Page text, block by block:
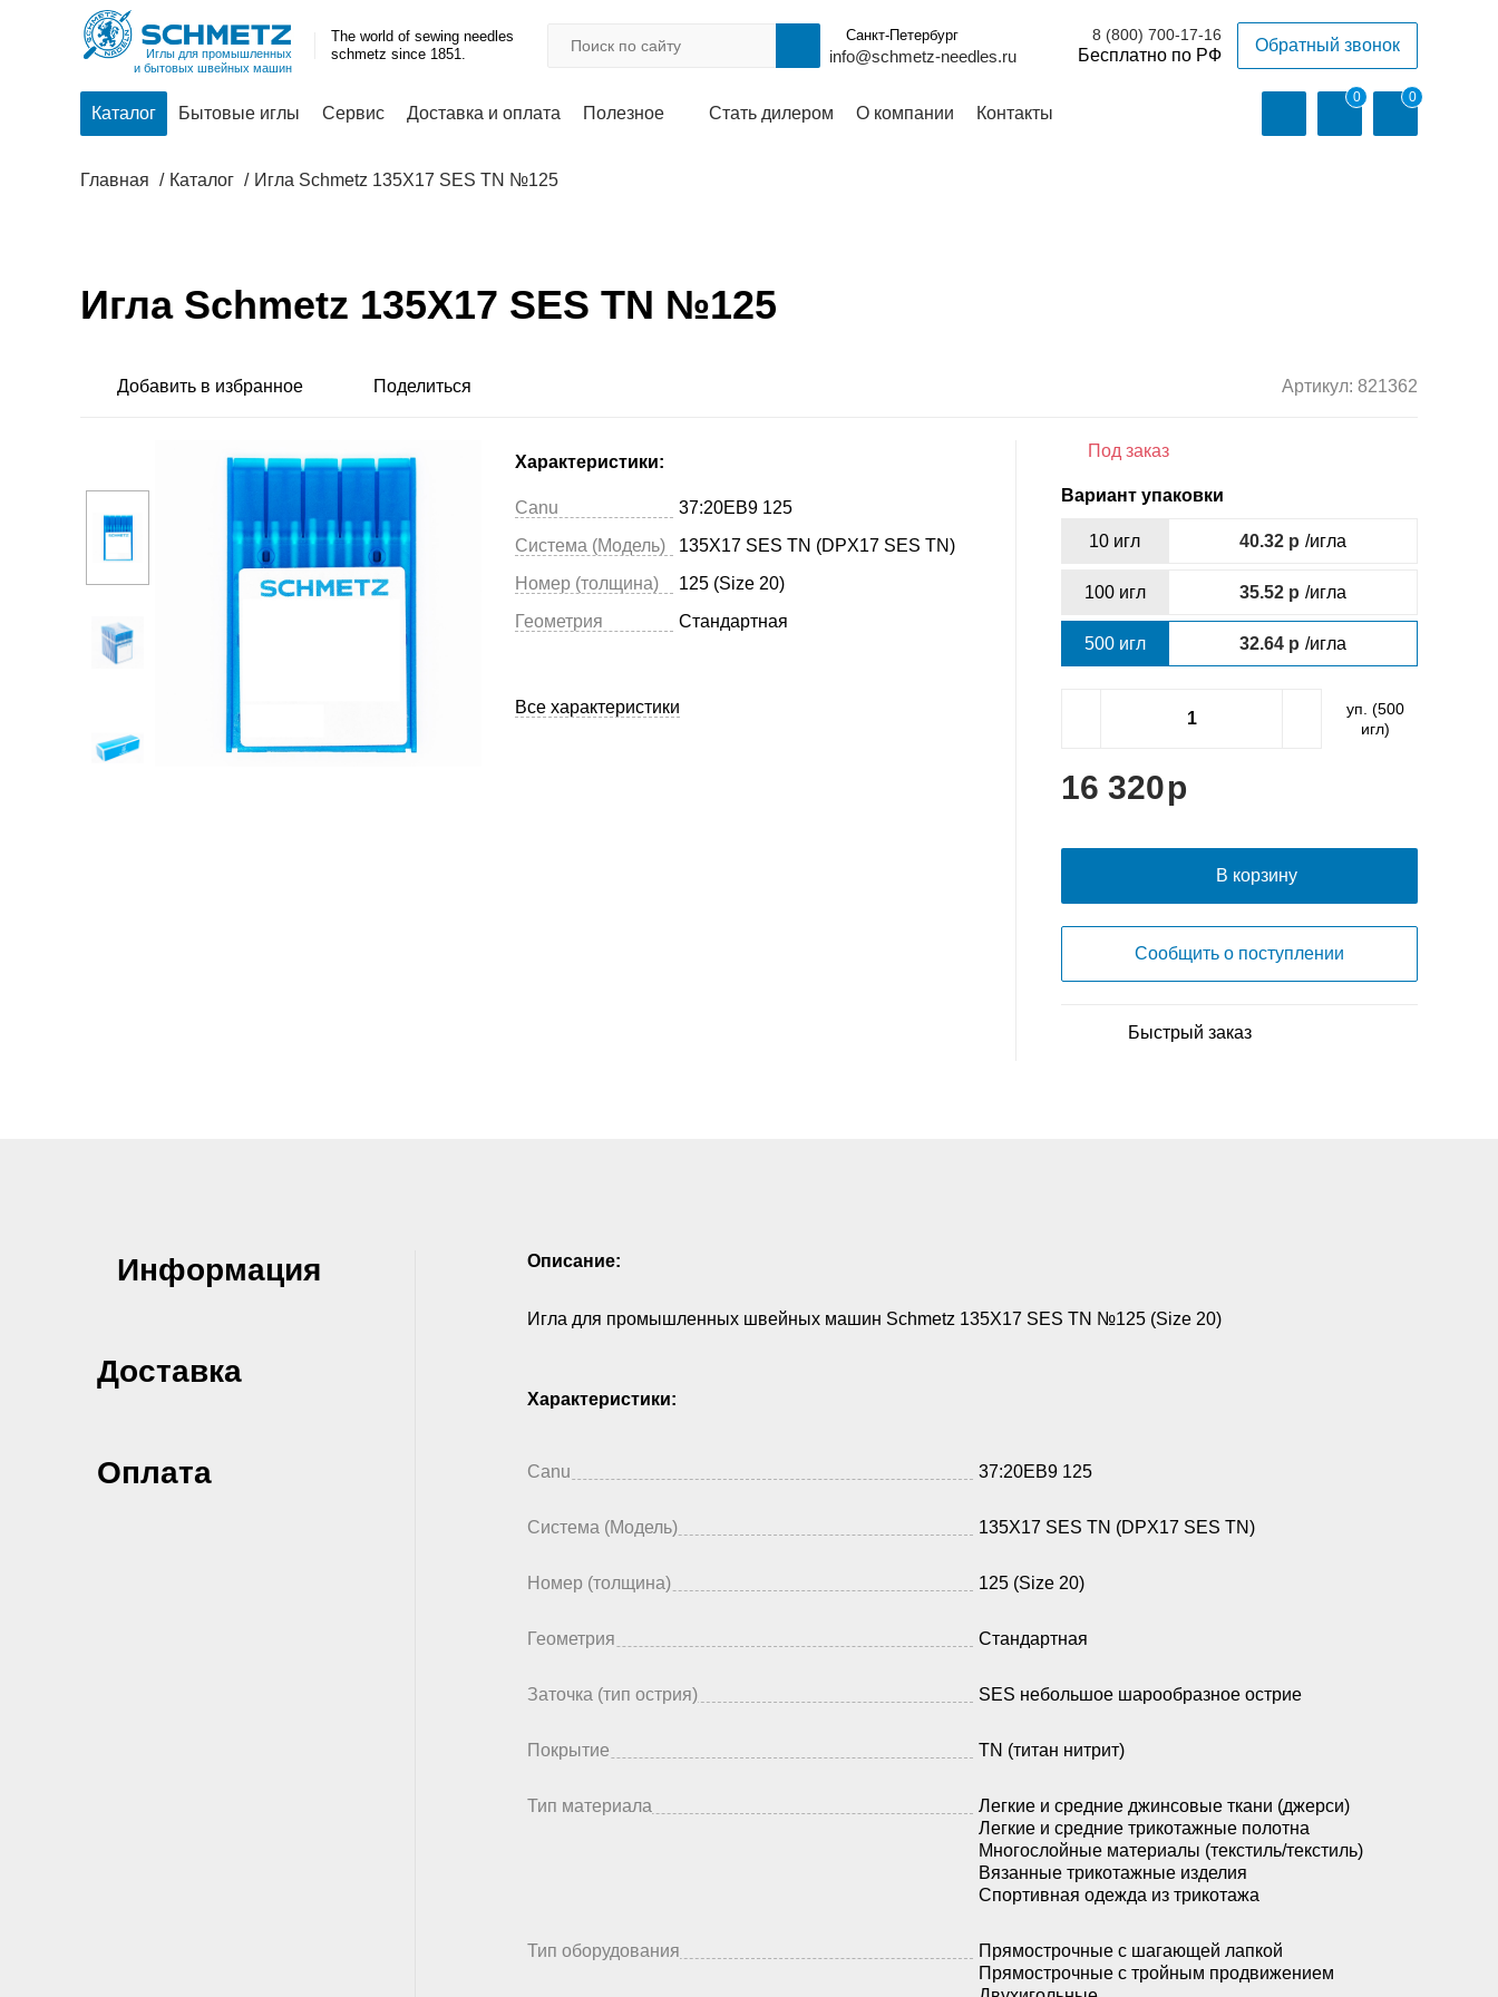
Иглы для промышленных
и бытовых швейных машин
The world of sewing needles
schmetz since 1851.
Санкт-Петербург
info@schmetz-needles.ru
8 (800) 700-17-16
Обратный звонок
Каталог Бытовые иглы Сервис Доставка и оплата Полезное Стать дилером О компании Контакты
0 0
Главная Каталог Игла Schmetz 135X17 SES TN №125
Игла Schmetz 135X17 SES TN №125
Артикул: 821362
Характеристики:
Canu
37:20EB9 125
Система (Модель)
135X17 SES TN (DPX17 SES TN)
Номер (толщина)
125 (Size 20)
Геометрия
Стандартная
Все характеристики
Под заказ
Вариант упаковки
10 игл 40.32 /игла
100 игл 35.52 /игла
500 игл 32.64 /игла
уп. (500
игл)
16 320
В корзину
Сообщить о поступлении
Быстрый заказ
Информация
Доставка
Оплата
Описание:
Игла для промышленных швейных машин Schmetz 135X17 SES TN №125 (Size 20)
Характеристики:
Canu 37:20EB9 125
Система (Модель) 135X17 SES TN (DPX17 SES TN)
Номер (толщина) 125 (Size 20)
Геометрия Стандартная
Заточка (тип острия) SES небольшое шарообразное острие
Покрытие TN (титан нитрит)
Тип материала
Легкие и средние джинсовые ткани (джерси)
Легкие и средние трикотажные полотна
Многослойные материалы (текстиль/текстиль)
Вязанные трикотажные изделия
Спортивная одежда из трикотажа
Тип оборудования
Прямострочные с шагающей лапкой
Прямострочные с тройным продвижением